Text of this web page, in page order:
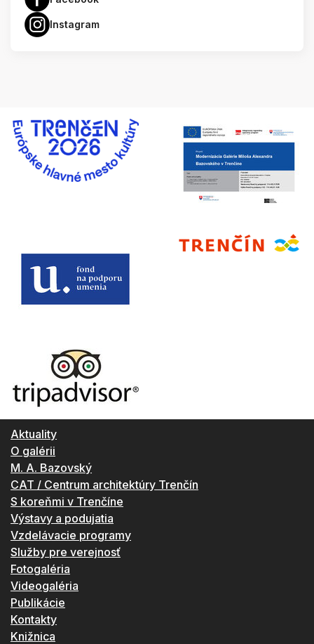
Instagram
Aktuality
O galérii
M. A. Bazovský
CAT / Centrum architektúry Trenčín
S koreňmi v Trenčíne
Výstavy a podujatia
Vzdelávacie programy
Služby pre verejnosť
Fotogaléria
Videogaléria
Publikácie
Kontakty
Knižnica